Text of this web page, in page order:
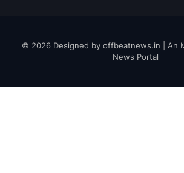
© 2026 Designed by offbeatnews.in | An
News Portal